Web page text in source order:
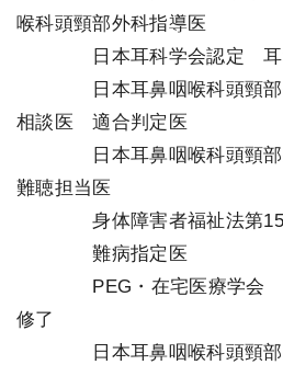
喉科頭頸部外科指導医
日本耳科学会認定
日本耳鼻咽喉科頭頸
相談医 適合判定医
日本耳鼻咽喉科頭頸
難聴担当医
＿＿＿＿身体障害者福祉法第
＿＿＿＿難病指定医
PEG・在宅医療学
修了
日本耳鼻咽喉科頭頸